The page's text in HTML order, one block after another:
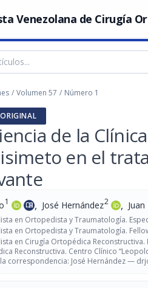
Venezolana de Cirugía
/ Volumen 57 / Número 1
de la
en el
1 menu_book , José Hernández2 ,
en Ortopedista y Traumatología.
en Ortopedista y Traumatología.
en Cirugía Ortopédica
Reconstructiva. Centro Clínico
correspondencia: José Hernández —